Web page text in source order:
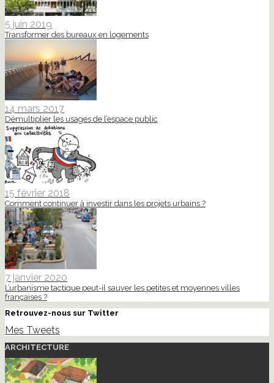
5 juin 2019
Transformer des bureaux en logements
14 mars 2017
Démultiplier les usages de l’espace public
15 février 2018
Comment continuer à investir dans les projets urbains ?
7 janvier 2020
L’urbanisme tactique peut-il sauver les petites et moyennes villes
françaises ?
Retrouvez-nous sur Twitter
Mes Tweets
ARCHITECTURE